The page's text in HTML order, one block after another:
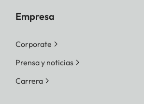
Empresa
Corporate
Prensa y noticias
Carrera